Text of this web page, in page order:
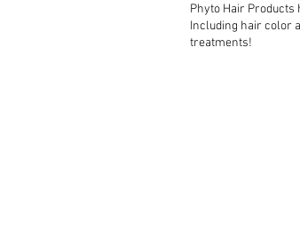
Phyto Hair Products
Including hair color
treatments!